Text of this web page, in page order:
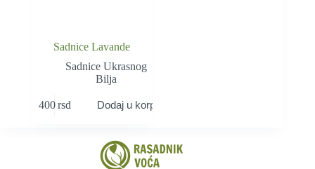
Sadnice Lavande
Sadnice Ukrasnog
Bilja
400rsd Dodaj u korpu